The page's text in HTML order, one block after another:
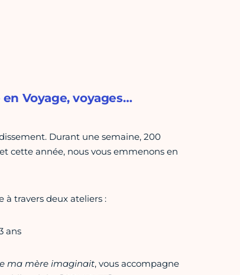
Voyage, voyages…
Durant une semaine, 200
cette année, nous vous emmenons en
à travers deux ateliers :
ans
ma mère imaginait, vous accompagne